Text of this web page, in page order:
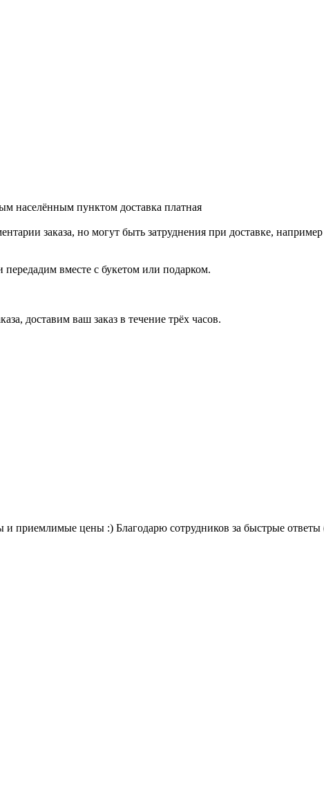
населённым пунктом доставка платная
заказа, но могут быть затруднения при доставке, например
передадим вместе с букетом или подарком.
доставим ваш заказ в течение трёх часов.
и приемлимые цены :) Благодарю сотрудников за быстрые